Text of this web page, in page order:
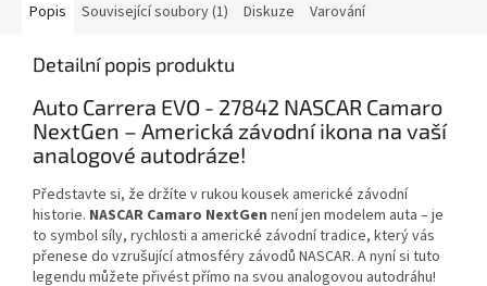
Popis Související soubory (1) Diskuze Varování
Detailní popis produktu
Auto Carrera EVO - 27842 NASCAR Camaro
NextGen – Americká závodní ikona na vaší
analogové autodráze!
Představte si, že držíte v rukou kousek americké závodní
historie. NASCAR Camaro NextGen není jen modelem auta – je
to symbol síly, rychlosti a americké závodní tradice, který vás
přenese do vzrušující atmosféry závodů NASCAR. A nyní si tuto
legendu můžete přivést přímo na svou analogovou autodráhu!